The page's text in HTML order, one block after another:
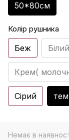
50*80см
Колір рушника
Беж Білий
Крем(
Сірий
Немає в